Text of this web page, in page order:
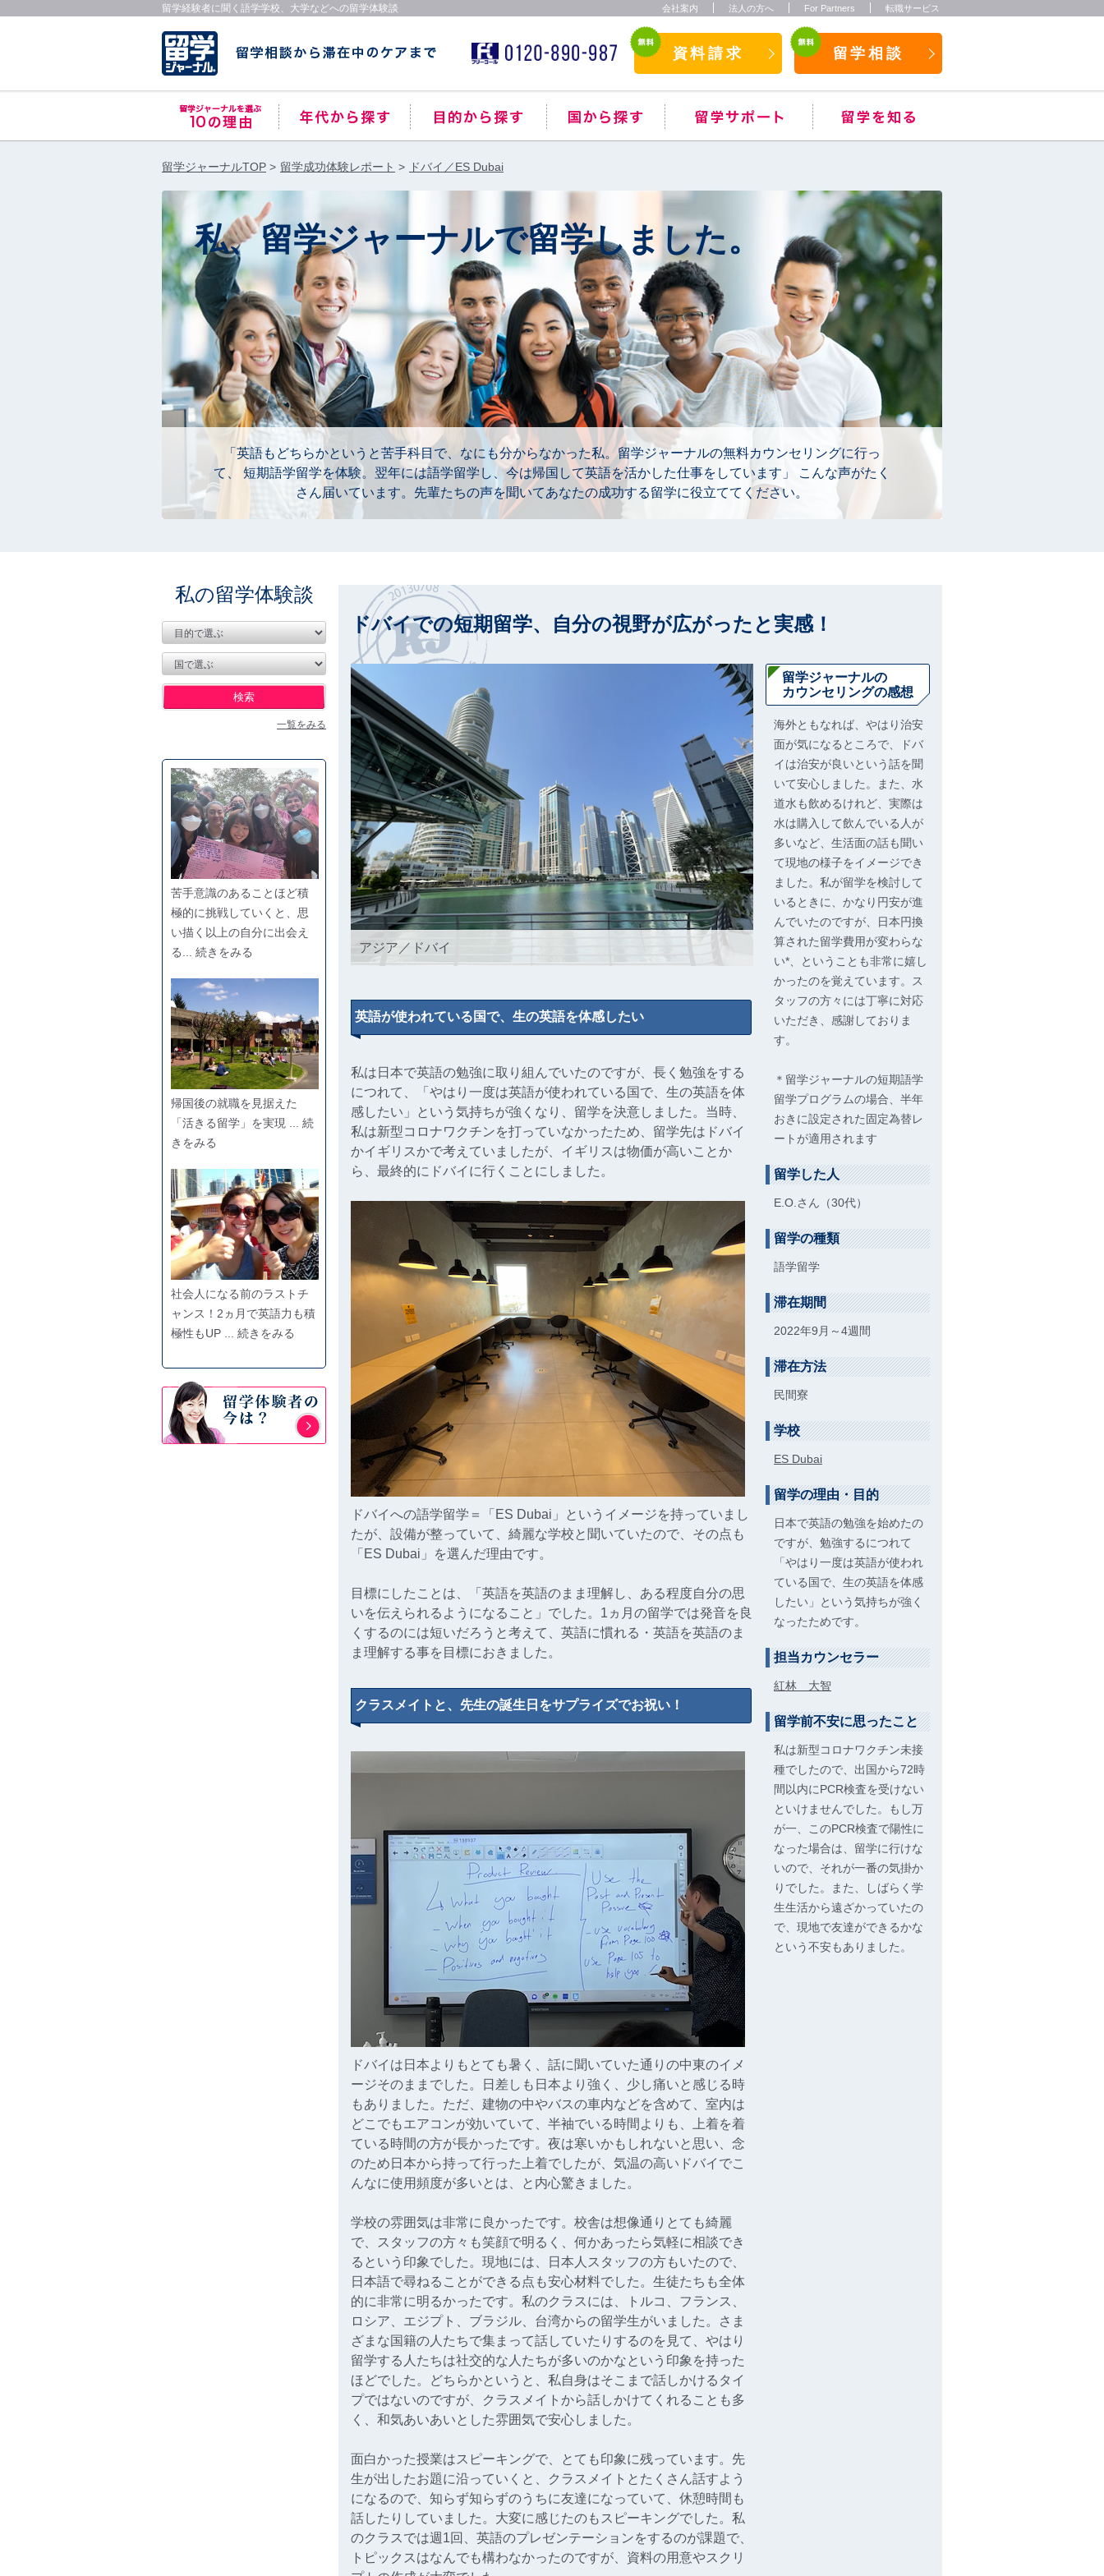
留学経験者に聞く語学学校、大学などへの留学体験談 会社案内 法人の方へ For Partners 転職サービス
資料請求 留学相談
留学ジャーナルTOP 留学成功体験レポート ドバイ／ES Dubai
私、留学ジャーナルで留学しました。
「英語もどちらかというと苦手科目で、なにも分からなかった私。留学ジャーナルの無料カウンセリングに行っ
て、 短期語学留学を体験。翌年には語学留学し、今は帰国して英語を活かした仕事をしています」 こんな声がたく
さん届いています。先輩たちの声を聞いてあなたの成功する留学に役立ててください。
私の留学体験談
一覧をみる
苦手意識のあることほど積
極的に挑戦していくと、思
い描く以上の自分に出会え
る... 続きをみる
帰国後の就職を見据えた
「活きる留学」を実現 ... 続
きをみる
社会人になる前のラストチ
ャンス！2ヵ月で英語力も積
極性もUP ... 続きをみる
ドバイでの短期留学、自分の視野が広がったと実感！
アジア／ドバイ
英語が使われている国で、生の英語を体感したい
私は日本で英語の勉強に取り組んでいたのですが、長く勉強をする
につれて、「やはり一度は英語が使われている国で、生の英語を体
感したい」という気持ちが強くなり、留学を決意しました。当時、
私は新型コロナワクチンを打っていなかったため、留学先はドバイ
かイギリスかで考えていましたが、イギリスは物価が高いことか
ら、最終的にドバイに行くことにしました。
ドバイへの語学留学＝「ES Dubai」というイメージを持っていまし
たが、設備が整っていて、綺麗な学校と聞いていたので、その点も
「ES Dubai」を選んだ理由です。
目標にしたことは、「英語を英語のまま理解し、ある程度自分の思
いを伝えられるようになること」でした。1ヵ月の留学では発音を良
くするのには短いだろうと考えて、英語に慣れる・英語を英語のま
ま理解する事を目標におきました。
クラスメイトと、先生の誕生日をサプライズでお祝い！
ドバイは日本よりもとても暑く、話に聞いていた通りの中東のイメ
ージそのままでした。日差しも日本より強く、少し痛いと感じる時
もありました。ただ、建物の中やバスの車内などを含めて、室内は
どこでもエアコンが効いていて、半袖でいる時間よりも、上着を着
ている時間の方が長かったです。夜は寒いかもしれないと思い、念
のため日本から持って行った上着でしたが、気温の高いドバイでこ
んなに使用頻度が多いとは、と内心驚きました。
学校の雰囲気は非常に良かったです。校舎は想像通りとても綺麗
で、スタッフの方々も笑顔で明るく、何かあったら気軽に相談でき
るという印象でした。現地には、日本人スタッフの方もいたので、
日本語で尋ねることができる点も安心材料でした。生徒たちも全体
的に非常に明るかったです。私のクラスには、トルコ、フランス、
ロシア、エジプト、ブラジル、台湾からの留学生がいました。さま
ざまな国籍の人たちで集まって話していたりするのを見て、やはり
留学する人たちは社交的な人たちが多いのかなという印象を持った
ほどでした。どちらかというと、私自身はそこまで話しかけるタイ
プではないのですが、クラスメイトから話しかけてくれることも多
く、和気あいあいとした雰囲気で安心しました。
面白かった授業はスピーキングで、とても印象に残っています。先
生が出したお題に沿っていくと、クラスメイトとたくさん話すよう
になるので、知らず知らずのうちに友達になっていて、休憩時間も
話したりしていました。大変に感じたのもスピーキングでした。私
のクラスでは週1回、英語のプレゼンテーションをするのが課題で、
トピックスはなんでも構わなかったのですが、資料の用意やスクリ
留学ジャーナルの
カウンセリングの感想
海外ともなれば、やはり治安
面が気になるところで、ドバ
イは治安が良いという話を聞
いて安心しました。また、水
道水も飲めるけれど、実際は
水は購入して飲んでいる人が
多いなど、生活面の話も聞い
て現地の様子をイメージでき
ました。私が留学を検討して
いるときに、かなり円安が進
んでいたのですが、日本円換
算された留学費用が変わらな
い*、ということも非常に嬉し
かったのを覚えています。ス
タッフの方々には丁寧に対応
いただき、感謝しておりま
す。
＊留学ジャーナルの短期語学
留学プログラムの場合、半年
おきに設定された固定為替レ
ートが適用されます
留学した人
E.O.さん（30代）
留学の種類
語学留学
滞在期間
2022年9月～4週間
滞在方法
民間寮
学校
ES Dubai
留学の理由・目的
日本で英語の勉強を始めたの
ですが、勉強するにつれて
「やはり一度は英語が使われ
ている国で、生の英語を体感
したい」という気持ちが強く
なったためです。
担当カウンセラー
紅林 大智
留学前不安に思ったこと
私は新型コロナワクチン未接
種でしたので、出国から72時
間以内にPCR検査を受けない
といけませんでした。もし万
が一、このPCR検査で陽性に
なった場合は、留学に行けな
いので、それが一番の気掛か
りでした。また、しばらく学
生生活から遠ざかっていたの
で、現地で友達ができるかな
という不安もありました。